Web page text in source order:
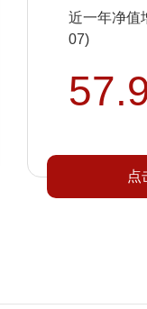
近一年净值
07)
点